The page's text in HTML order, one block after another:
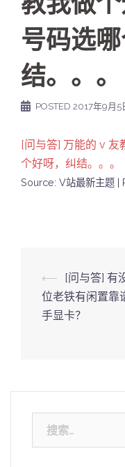
号码选
结。。。
POSTED 2017年9月5
[问与答] 万能的 v 友
个好呀，纠结。。。
Source: V站最新主题
Post
⟵
[问与答] 有
位老铁有闲置靠
手显卡？
索：